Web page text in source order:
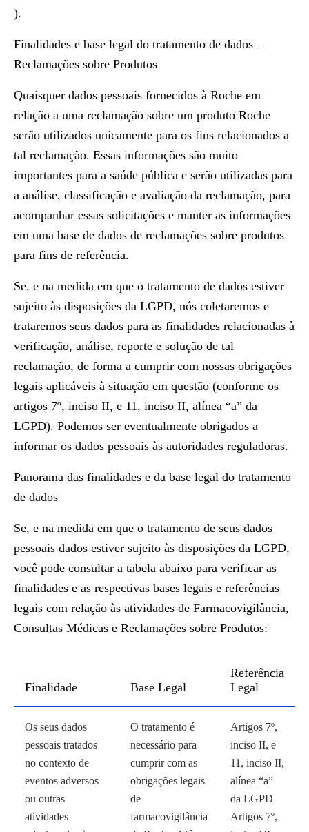
).
Finalidades e base legal do tratamento de dados –
Reclamações sobre Produtos
Quaisquer dados pessoais fornecidos à Roche em
relação a uma reclamação sobre um produto Roche
serão utilizados unicamente para os fins relacionados a
tal reclamação. Essas informações são muito
importantes para a saúde pública e serão utilizadas para
a análise, classificação e avaliação da reclamação, para
acompanhar essas solicitações e manter as informações
em uma base de dados de reclamações sobre produtos
para fins de referência.
Se, e na medida em que o tratamento de dados estiver
sujeito às disposições da LGPD, nós coletaremos e
trataremos seus dados para as finalidades relacionadas à
verificação, análise, reporte e solução de tal
reclamação, de forma a cumprir com nossas obrigações
legais aplicáveis à situação em questão (conforme os
artigos 7º, inciso II, e 11, inciso II, alínea “a” da
LGPD). Podemos ser eventualmente obrigados a
informar os dados pessoais às autoridades reguladoras.
Panorama das finalidades e da base legal do tratamento
de dados
Se, e na medida em que o tratamento de seus dados
pessoais dados estiver sujeito às disposições da LGPD,
você pode consultar a tabela abaixo para verificar as
finalidades e as respectivas bases legais e referências
legais com relação às atividades de Farmacovigilância,
Consultas Médicas e Reclamações sobre Produtos:
Finalidade Base Legal
Referência
Legal
Os seus dados
pessoais tratados
no contexto de
eventos adversos
ou outras
atividades
O tratamento é
necessário para
cumprir com as
obrigações legais
de
farmacovigilância
Artigos 7º,
inciso II, e
11, inciso II,
alínea “a”
da LGPD
Artigos 7º,